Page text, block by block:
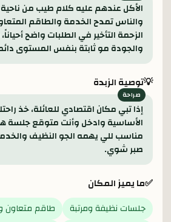
الأكل عندهم عليه كلام طيب من
والناس تمدح الخدمة والطاقم
الزحمة التأخير في الطلبات واضح
والجودة مو ثابتة بنفس المستوى
💡توصية الزبدة
إذا تبي مكان اقتصادي للعائلة، خذ
الأساسية وادخل وأنت متوقع جلسة
مناسب للي يهمه الجو النظيف
صبر شوي.
✅ما يميز المكان
جلسات نظيفة ومرتبة
طاقم متعاون